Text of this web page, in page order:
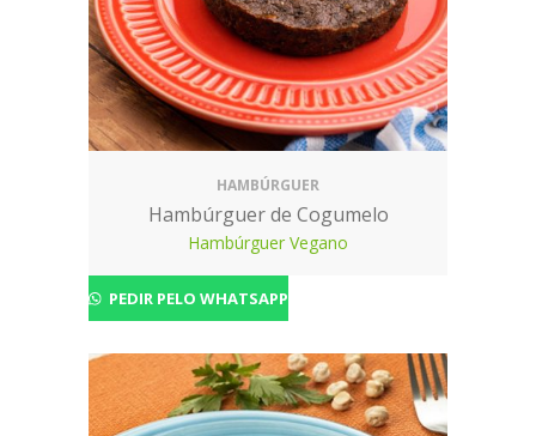
HAMBÚRGUER
Hambúrguer de Cogumelo
Hambúrguer Vegano
PEDIR PELO WHATSAPP